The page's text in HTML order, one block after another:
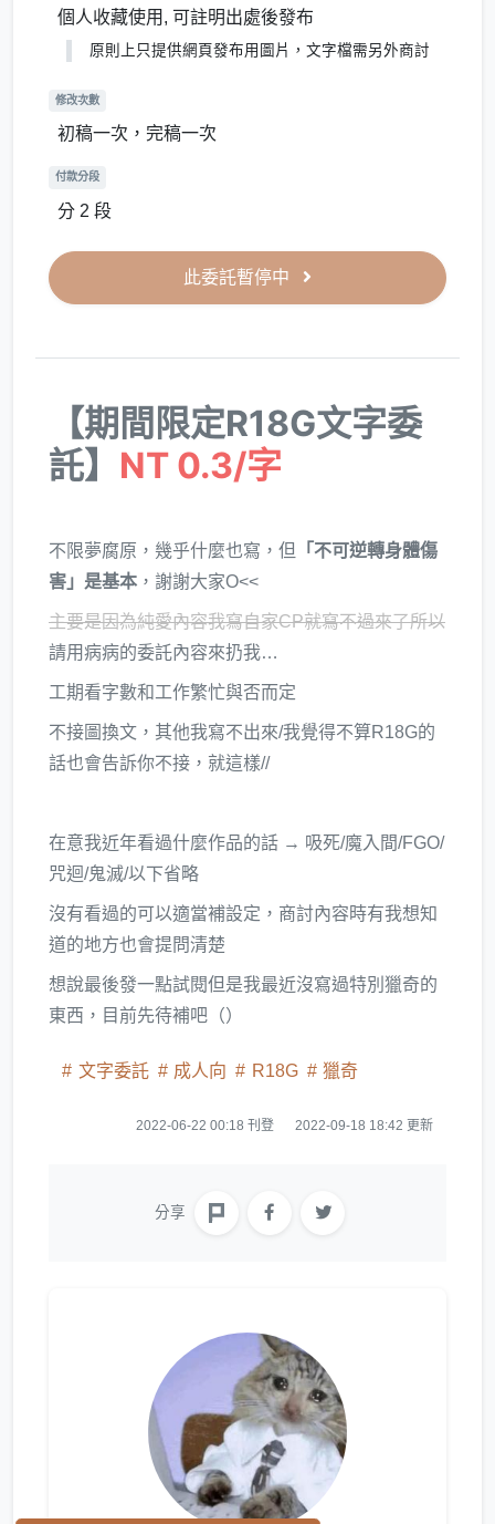
個人收藏使用, 可註明出處後發布
原則上只提供網頁發布用圖片，文字檔需另外商討
修改次數
初稿一次，完稿一次
付款分段
分 2 段
此委託暫停中
【期間限定R18G文字委
託】 NT 0.3/字
不限夢腐原，幾乎什麼也寫，但
「不可逆轉身體傷
害」是基本 ，謝謝大家O<<
主要是因為純愛內容我寫自家CP就寫不過來了所以
請用病病的委託內容來扔我…
工期看字數和工作繁忙與否而定
不接圖換文，其他我寫不出來/我覺得不算R18G的
話也會告訴你不接，就這樣//
在意我近年看過什麼作品的話 → 吸死/魔入間/FGO/
咒迴/鬼滅/以下省略
沒有看過的可以適當補設定，商討內容時有我想知
道的地方也會提問清楚
想說最後發一點試閱但是我最近沒寫過特別獵奇的
東西，目前先待補吧（）
文字委託 成人向 R18G 獵奇
2022-06-22 00:18 刊登 2022-09-18 18:42 更新
分享